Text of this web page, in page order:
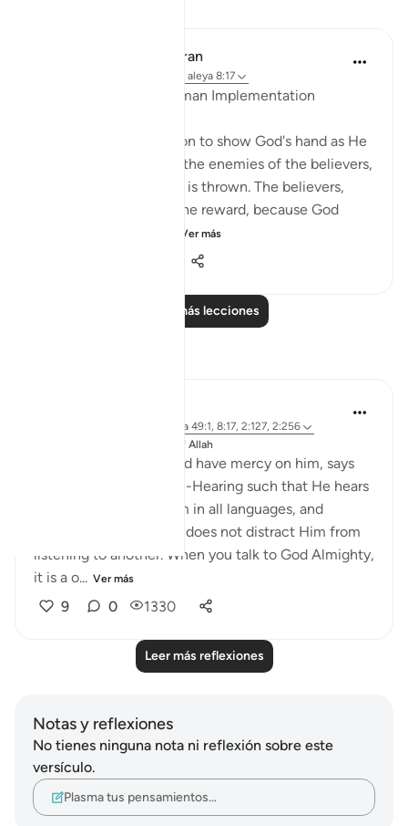
In the Shade of the Quran
aleya 8:17
God's Planning and Human Implementation
The surah here moves on to show God's hand as He
dictates events, killing the enemies of the believers,
and throwing whatever is thrown. The believers,
nevertheless, receive the reward, because God
Ver más
Leer más lecciones
aleya 49:1, 8:17, 2:127, 2:256
The 99 Names of Allah
Ibn Al-Qayyim, may God have mercy on him, says
that God Almighty is all-Hearing such that He hears
all of the prayers to Him in all languages, and
listening to one person does not distract Him from
listening to another. When you talk to God Almighty,
it is a o... Ver más
9 0 1330
Leer más reflexiones
Notas y reflexiones
No tienes ninguna nota ni reflexión sobre este
versículo.
Plasma tus pensamientos…